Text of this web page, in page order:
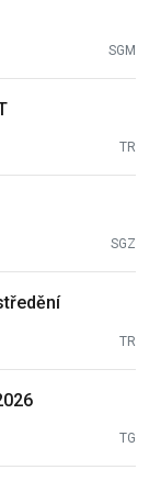
SGM
TR
SGZ
TR
TG